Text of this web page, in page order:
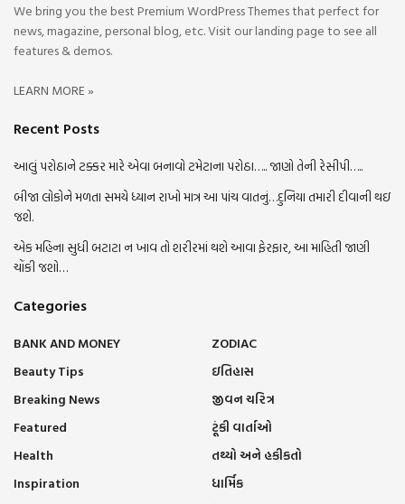
We bring you the best Premium WordPress Themes that perfect for
news, magazine, personal blog, etc. Visit our landing page to see all
features & demos.
LEARN MORE »
Recent Posts
આલું પરોઠાને ટક્કર મારે એવા બનાવો ટમેટાના પરોઠા….. જાણો તેની રેસીપી…..
બીજા લોકોને મળતા સમયે ધ્યાન રાખો માત્ર આ પાંચ વાતનું…દુનિયા તમારી દીવાની થઇ
જશે.
એક મહિના સુધી બટાટા ન ખાવ તો શરીરમાં થશે આવા ફેરફાર, આ માહિતી જાણી
ચોંકી જશો…
Categories
BANK AND MONEY
Beauty Tips
Breaking News
Featured
Health
Inspiration
ZODIAC
ઇતિહાસ
જીવન ચરિત્ર
ટૂંકી વાર્તાઓ
તથ્યો અને હકીકતો
ધાર્મિક